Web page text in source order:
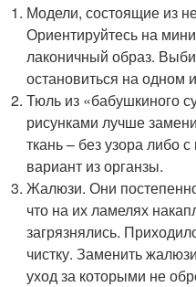
Модели, состоящие из
Ориентируйтесь на
лаконичный образ.
остановиться на одном
Тюль из «бабушкиного
рисунками лучше
ткань – без узора либо
вариант из органзы.
Жалюзи. Они
что на их ламелях
загрязнялись.
чистку. Заменить
уход за которыми не